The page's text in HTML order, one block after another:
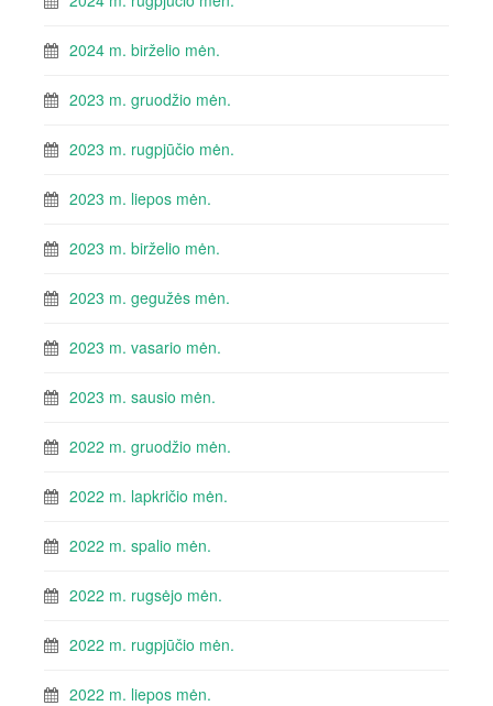
2024 m. birželio mėn.
2023 m. gruodžio mėn.
2023 m. rugpjūčio mėn.
2023 m. liepos mėn.
2023 m. birželio mėn.
2023 m. gegužės mėn.
2023 m. vasario mėn.
2023 m. sausio mėn.
2022 m. gruodžio mėn.
2022 m. lapkričio mėn.
2022 m. spalio mėn.
2022 m. rugsėjo mėn.
2022 m. rugpjūčio mėn.
2022 m. liepos mėn.